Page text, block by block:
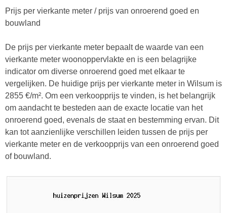
Prijs per vierkante meter / prijs van onroerend goed en
bouwland
De prijs per vierkante meter bepaalt de waarde van een
vierkante meter woonoppervlakte en is een belagrijke
indicator om diverse onroerend goed met elkaar te
vergelijken. De huidige prijs per vierkante meter in Wilsum is
2855 €/m². Om een verkoopprijs te vinden, is het belangrijk
om aandacht te besteden aan de exacte locatie van het
onroerend goed, evenals de staat en bestemming ervan. Dit
kan tot aanzienlijke verschillen leiden tussen de prijs per
vierkante meter en de verkoopprijs van een onroerend goed
of bouwland.